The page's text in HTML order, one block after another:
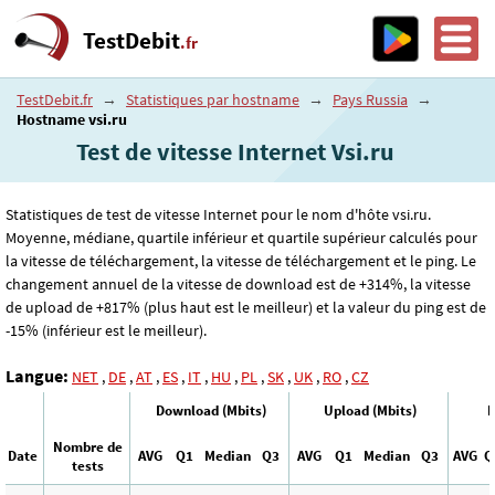
TestDebit.fr
TestDebit.fr → Statistiques par hostname → Pays Russia →
Hostname vsi.ru
Test de vitesse Internet Vsi.ru
Statistiques de test de vitesse Internet pour le nom d'hôte vsi.ru.
Moyenne, médiane, quartile inférieur et quartile supérieur calculés pour
la vitesse de téléchargement, la vitesse de téléchargement et le ping. Le
changement annuel de la vitesse de download est de +314%, la vitesse
de upload de +817% (plus haut est le meilleur) et la valeur du ping est de
-15% (inférieur est le meilleur).
Langue: NET , DE ,AT , ES , IT , HU , PL ,SK , UK , RO ,CZ
Download (Mbits) Upload (Mbits)
Date
Nombre de
tests
AVG Q1 Median Q3 AVG Q1 Median Q3 AVG